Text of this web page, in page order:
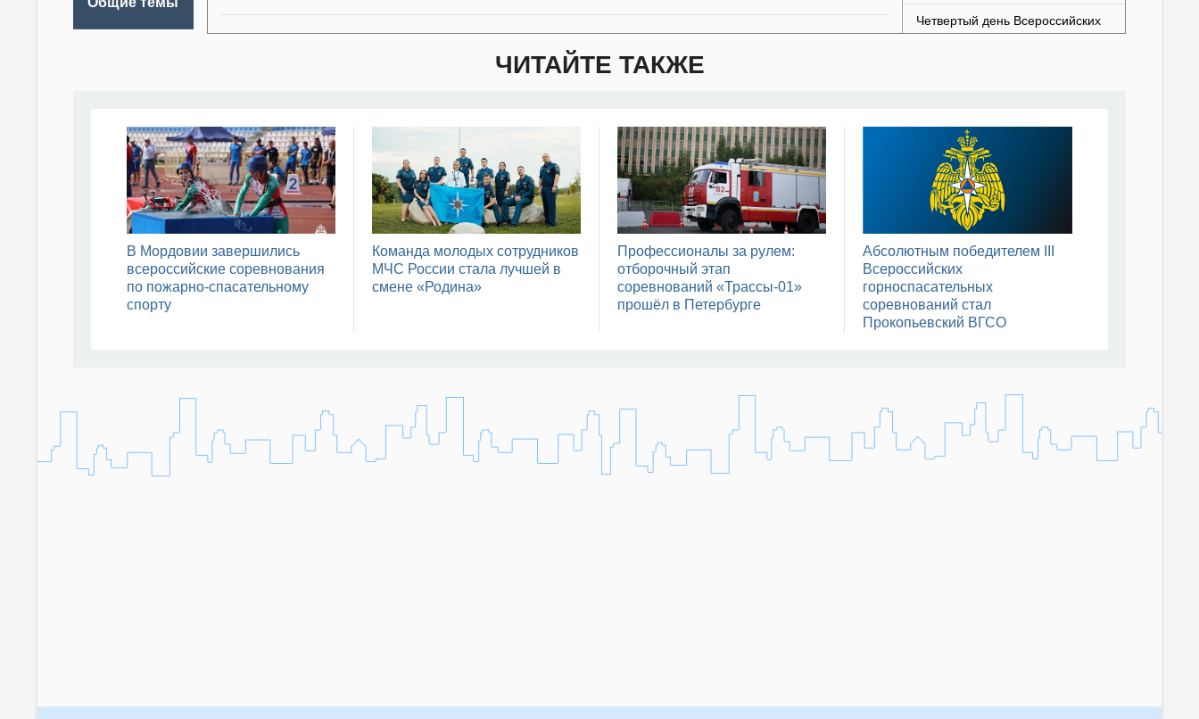
Четвертый день Всероссийских
горноспасательных
пострадавших при
чрезвычайных ситуациях
регионов
05 августа, 10:00
В Петербурге стартовал
отборочный этап соревнований
«Трасса-01»
05 августа, 07:03
В Саранске дан старт
Чемпионату и Первенству МЧС
Сборная команда
Всероссийской федерации
зимнего плавания участвует в
окaзания первой помощи
ЧИТАЙТЕ ТАКЖЕ
В Мордовии завершились
всероссийские соревнования
по пожарно-спасательному
спорту
Команда молодых сотрудников
МЧС России стала лучшей в
смене «Родина»
Профессионалы за рулем:
отборочный этап
соревнований «Трассы-01»
прошёл в Петербурге
Абсолютным победителем III
Всероссийских
горноспасательных
соревнований стал
Прокопьевский ВГСО